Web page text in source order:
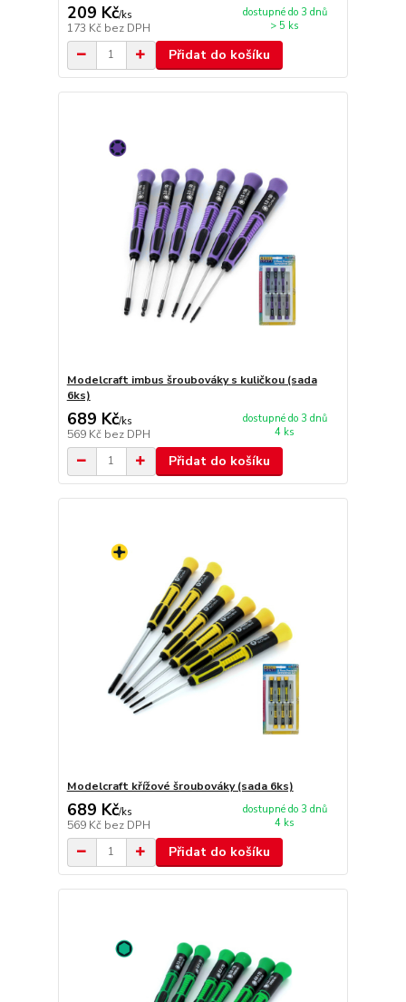
209 Kč/ks
173 Kč bez DPH
dostupné do 3 dnů
> 5 ks
Přidat do košíku
Modelcraft imbus šroubováky s kuličkou (sada
6ks)
689 Kč/ks
569 Kč bez DPH
dostupné do 3 dnů
4 ks
Přidat do košíku
Modelcraft křížové šroubováky (sada 6ks)
689 Kč/ks
569 Kč bez DPH
dostupné do 3 dnů
4 ks
Přidat do košíku